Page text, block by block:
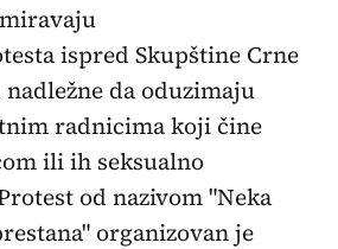
ispred Skupštine Crne
da oduzimaju
radnicima koji čine
ili ih seksualno
od nazivom "Neka
organizovan je